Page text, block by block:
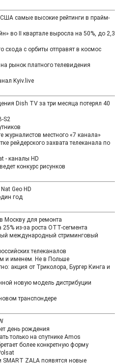
самые высокие рейтинги в прайм-
во II квартале выросла на 50%, до 2,3
схода с орбиты отправят в космос
рынок платного телевидения
Kyiv.live
Dish TV за три месяца потерял 40
S2
журналистов местного «7 канала»
рейдерского захвата телеканала по
- каналы HD
конкурс рисунков
Geo HD
год
Москву для ремонта
из-за роста OTT-сегмента
международный стриминговый
телеканалов
и именем. Не в Польше
акция от Триколора, Бургер Кинга и
новую модель дистрибуции
транспондере
день рождения
только на спутнике Amos
более конкретную форму
SMART ZALA появятся новые